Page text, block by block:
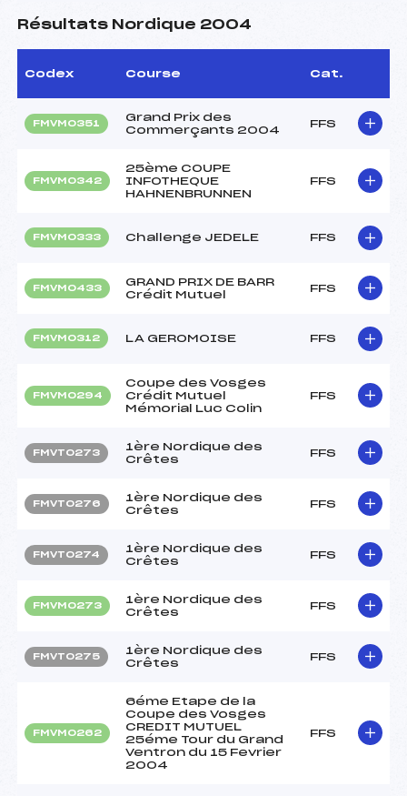
Résultats Nordique 2004
Codex Course Cat.
FMVM0351
Grand Prix des
Commerçants 2004
FFS
FMVM0342
25ème COUPE
INFOTHEQUE
HAHNENBRUNNEN
FFS
FMVM0333 Challenge JEDELE FFS
FMVM0433
GRAND PRIX DE BARR
Crédit Mutuel
FFS
FMVM0312 LA GEROMOISE FFS
FMVM0294
Coupe des Vosges
Crédit Mutuel
Mémorial Luc Colin
FFS
FMVT0273
1ère Nordique des
Crêtes
FFS
FMVT0276
1ère Nordique des
Crêtes
FFS
FMVT0274
1ère Nordique des
Crêtes
FFS
FMVM0273
1ère Nordique des
Crêtes
FFS
FMVT0275
1ère Nordique des
Crêtes
FFS
FMVM0262
6éme Etape de la
Coupe des Vosges
CREDIT MUTUEL
25éme Tour du Grand
Ventron du 15 Fevrier
2004
FFS